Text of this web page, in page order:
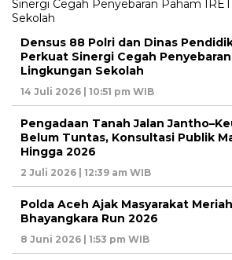
Densus 88 Polri dan Dinas
Perkuat Sinergi Cegah Penyebaran
Lingkungan Sekolah
14 Juli 2026 | 10:51 pm WIB
Pengadaan Tanah Jalan
Belum Tuntas, Konsultasi Publik
Hingga 2026
2 Juli 2026 | 12:39 am WIB
Polda Aceh Ajak Masyarakat
Bhayangkara Run 2026
8 Juni 2026 | 1:53 pm WIB